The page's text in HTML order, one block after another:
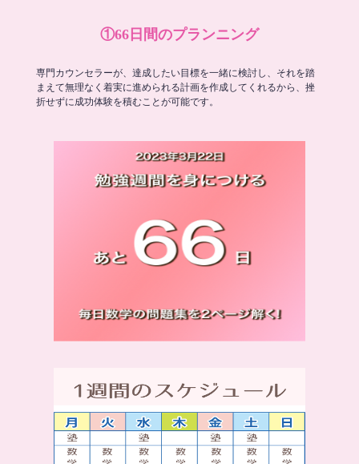
①66日間のプランニング
専門カウンセラーが、達成したい目標を一緒に検討し、それを踏
まえて無理なく着実に進められる計画を作成してくれるから、挫
折せずに成功体験を積むことが可能です。